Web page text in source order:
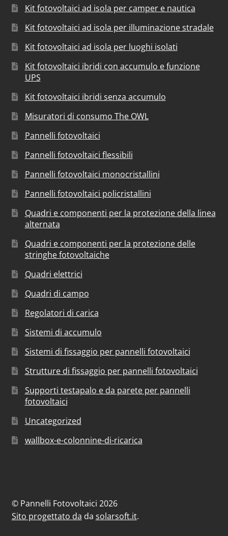
Kit fotovoltaici ad isola per camper e nautica
Kit fotovoltaici ad isola per illuminazione stradale
Kit fotovoltaici ad isola per luoghi isolati
Kit fotovoltaici ibridi con accumulo e funzione
UPS
Kit fotovoltaici ibridi senza accumulo
Misuratori di consumo The OWL
Pannelli fotovoltaici
Pannelli fotovoltaici flessibili
Pannelli fotovoltaici monocristallini
Pannelli fotovoltaici policristallini
Quadri e componenti per la protezione della linea
alternata
Quadri e componenti per la protezione delle
stringhe fotovoltaiche
Quadri elettrici
Quadri di campo
Regolatori di carica
Sistemi di accumulo
Sistemi di fissaggio per pannelli fotovoltaici
Strutture di fissaggio per pannelli fotovoltaici
Supporti testapalo e da parete per pannelli
fotovoltaici
Uncategorized
wallbox-e-colonnine-di-ricarica
© Pannelli Fotovoltaici 2026
Sito progettato da da solarsoft.it.